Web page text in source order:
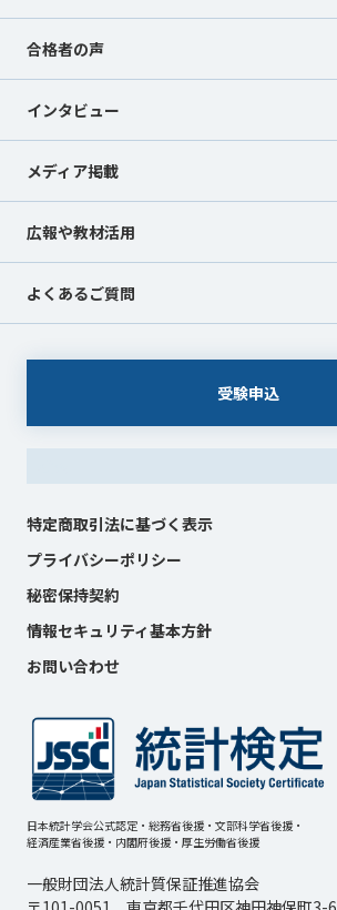
合格者の声
インタビュー
メディア掲載
広報や教材活用
Show submenu for 広報や教材活用
よくあるご質問
受験申込
特定商取引法に基づく表示
プライバシーポリシー
秘密保持契約
情報セキュリティ基本方針
お問い合わせ
日本統計学会公式認定・総務省後援・文部科学省後援・
経済産業省後援・内閣府後援・厚生労働省後援
一般財団法人統計質保証推進協会